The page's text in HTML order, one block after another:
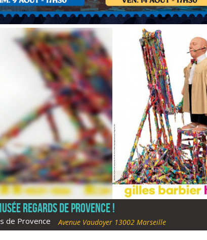
Regards de Provence !
de Provence Avenue Vaudoyer 13002 Marseille